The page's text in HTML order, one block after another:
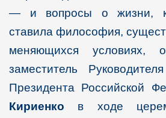
— и вопросы о жизни,
ставила философия,
меняющихся условиях,
заместитель
Президента Российской
Кириенко в ходе